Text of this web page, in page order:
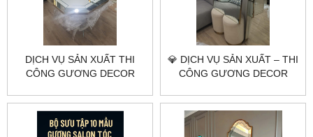
DỊCH VỤ SẢN XUẤT THI
CÔNG GƯƠNG DECOR
CITYBUILDING
💎 DỊCH VỤ SẢN XUẤT – THI
CÔNG GƯƠNG DECOR
CẦU | CITYBUILDING HÀ
NỘI & TP.HCM